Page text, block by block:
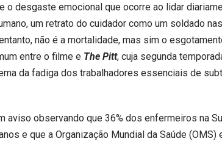
o desgaste emocional que ocorre ao lidar
um retrato do cuidador como um soldado
não é a mortalidade, mas sim o
entre o filme e The Pitt, cuja segunda
da fadiga dos trabalhadores essenciais de
aviso observando que 36% dos enfermeiros na
e que a Organização Mundial da Saúde (OMS)